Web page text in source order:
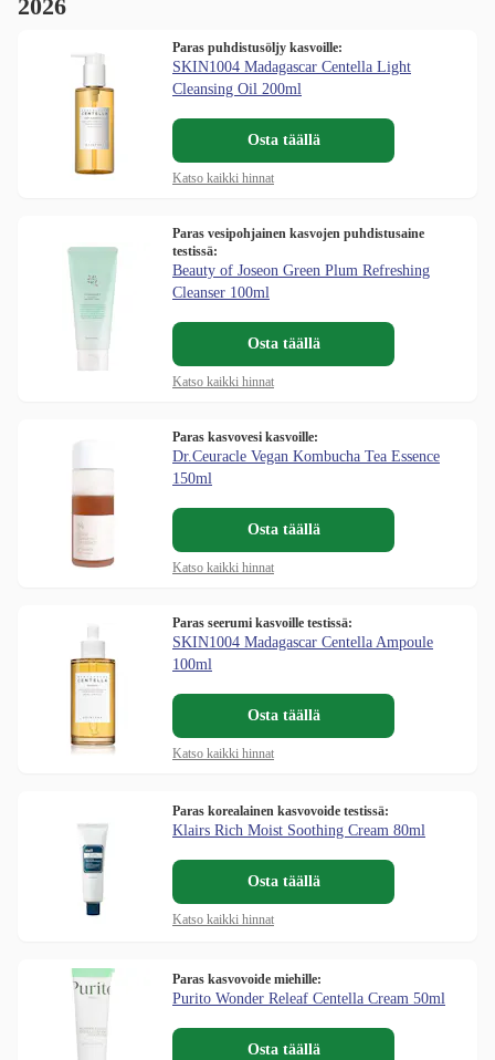
2026
Paras puhdistusöljy kasvoille:
SKIN1004 Madagascar Centella Light
Cleansing Oil 200ml
Osta täällä
Katso kaikki hinnat
Paras vesipohjainen kasvojen puhdistusaine
testissä:
Beauty of Joseon Green Plum Refreshing
Cleanser 100ml
Osta täällä
Katso kaikki hinnat
Paras kasvovesi kasvoille:
Dr.Ceuracle Vegan Kombucha Tea Essence
150ml
Osta täällä
Katso kaikki hinnat
Paras seerumi kasvoille testissä:
SKIN1004 Madagascar Centella Ampoule
100ml
Osta täällä
Katso kaikki hinnat
Paras korealainen kasvovoide testissä:
Klairs Rich Moist Soothing Cream 80ml
Osta täällä
Katso kaikki hinnat
Paras kasvovoide miehille:
Purito Wonder Releaf Centella Cream 50ml
Osta täällä